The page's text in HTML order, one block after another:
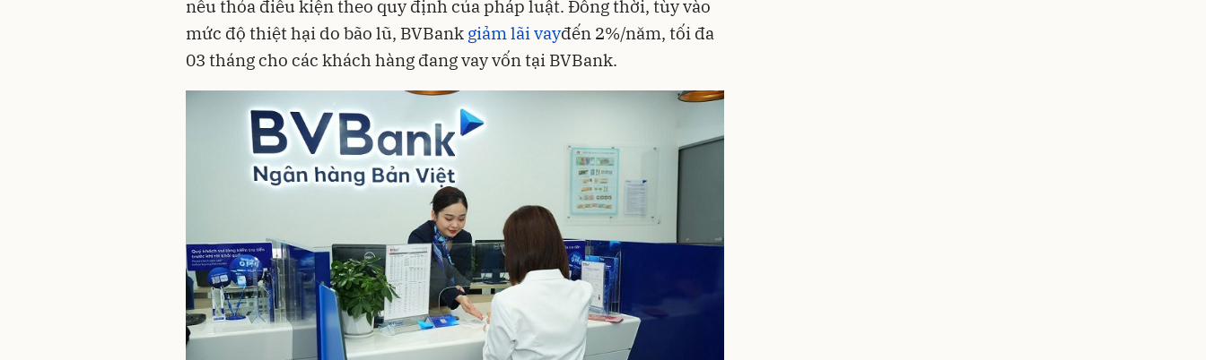
nếu thỏa điều kiện theo quy định của pháp luật. Đồng thời, tùy vào
mức độ thiệt hại do bão lũ, BVBank giảm lãi vayđến 2%/năm, tối đa
03 tháng cho các khách hàng đang vay vốn tại BVBank.